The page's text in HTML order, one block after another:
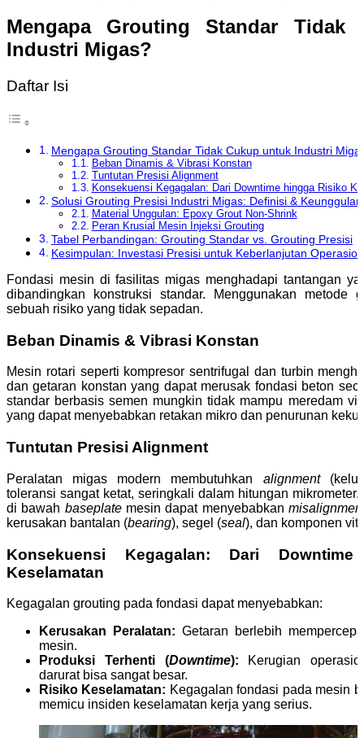
Mengapa Grouting Standar Tidak
Industri Migas?
Daftar Isi
Mengapa Grouting Standar Tidak Cukup untuk Industri
Beban Dinamis & Vibrasi Konstan
Tuntutan Presisi Alignment
Konsekuensi Kegagalan: Dari Downtime hingga Risiko
Solusi Grouting Presisi Industri Migas: Definisi & Keunggulan
Material Unggulan: Epoxy Grout Non-Shrink
Peran Krusial Mesin Injeksi Grouting
Tabel Perbandingan: Grouting Standar vs. Grouting Presisi
Kesimpulan: Investasi Presisi untuk Keberlanjutan
Fondasi mesin di fasilitas migas menghadapi tantangan
dibandingkan konstruksi standar. Menggunakan metode
sebuah risiko yang tidak sepadan.
Beban Dinamis & Vibrasi Konstan
Mesin rotari seperti kompresor sentrifugal dan turbin
dan getaran konstan yang dapat merusak fondasi beton
standar berbasis semen mungkin tidak mampu meredam
yang dapat menyebabkan retakan mikro dan penurunan
Tuntutan Presisi Alignment
Peralatan migas modern membutuhkan alignment
toleransi sangat ketat, seringkali dalam hitungan
di bawah baseplatemesin dapat menyebabkan
kerusakan bantalan (bearing), segel (seal), dan komponen
Konsekuensi Kegagalan: Dari
Keselamatan
Kegagalan grouting pada fondasi dapat menyebabkan:
Kerusakan Peralatan: Getaran berlebih
mesin.
Produksi Terhenti (Downtime): Kerugian
darurat bisa sangat besar.
Risiko Keselamatan: Kegagalan fondasi pada mesin
memicu insiden keselamatan kerja yang serius.